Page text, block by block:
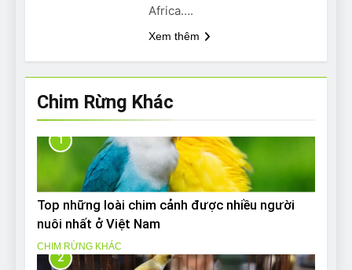
Chim Rừng Khác
1
Top những loài chim cảnh được nhiều người
nuôi nhất ở Việt Nam
CHIM RỪNG KHÁC
2
Africa….
Xem thêm